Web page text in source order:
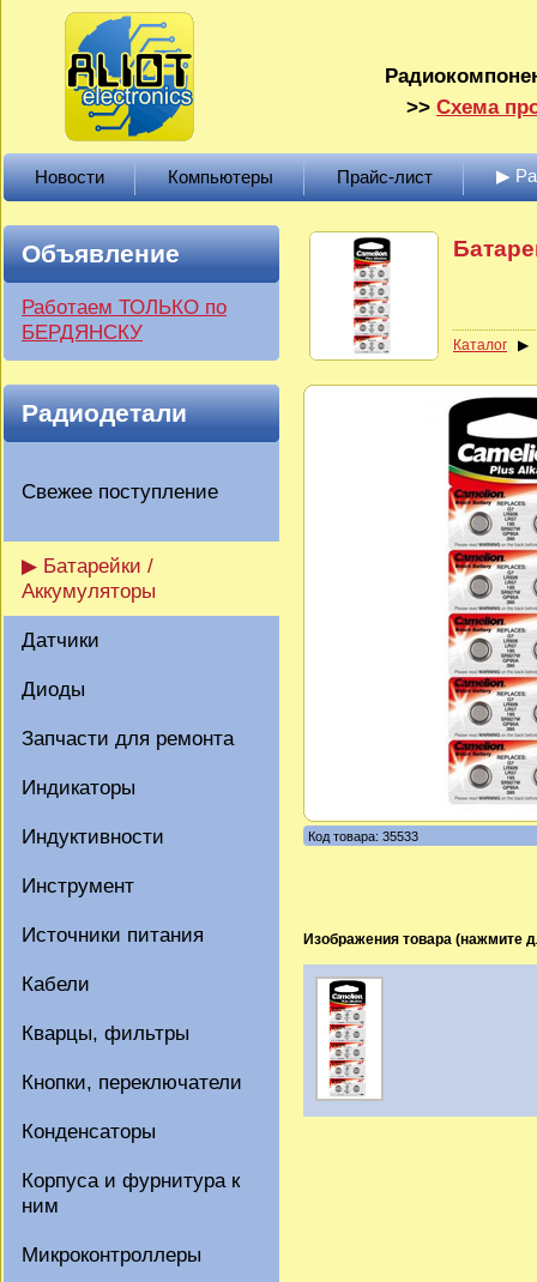
>> Схема
Новости Компьютеры Прайс-лист ▶
Объявление
Работаем ТОЛЬКО по
БЕРДЯНСКУ
Радиодетали
Свежее поступление
▶ Батарейки /
Аккумуляторы
Датчики
Диоды
Запчасти для ремонта
Индикаторы
Индуктивности
Инструмент
Источники питания
Кабели
Кварцы, фильтры
Кнопки, переключатели
Конденсаторы
Корпуса и фурнитура к
ним
Микроконтроллеры
Каталог
Код товара: 35533
Изображения товара (нажмите